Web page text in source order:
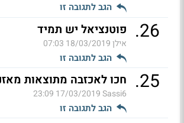
הגב לתגובה זו
26
. פוטנציאל יש תמיד
אילן18/03/2019 07:03
הגב לתגובה זו
25
. חכו לאכזבה מתוצאות
Sassi6
17/03/2019 23:09
הגב לתגובה זו